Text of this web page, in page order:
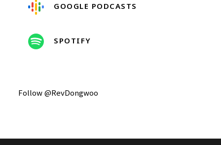
GOOGLE PODCASTS
SPOTIFY
Follow @RevDongwoo